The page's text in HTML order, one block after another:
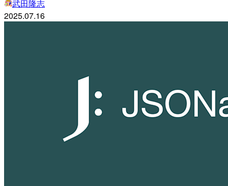
武田隆志
2025.07.16